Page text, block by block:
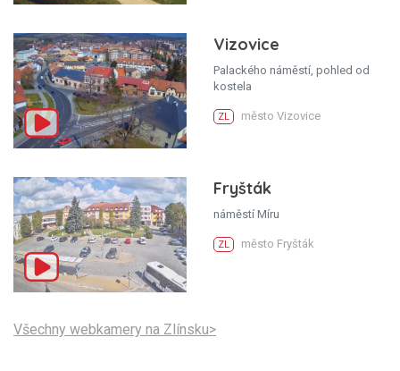
Vizovice
Palackého náměstí, pohled od
kostela
ZL město Vizovice
Fryšták
náměstí Míru
ZL město Fryšták
Všechny webkamery na Zlínsku>